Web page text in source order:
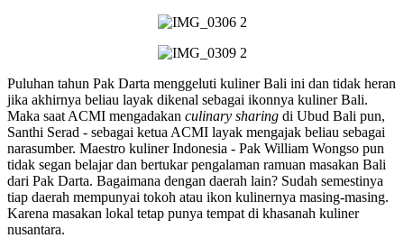
Puluhan tahun Pak Darta menggeluti kuliner Bali ini dan tidak heran
jika akhirnya beliau layak dikenal sebagai ikonnya kuliner Bali.
Maka saat ACMI mengadakan culinary sharing di Ubud Bali pun,
Santhi Serad - sebagai ketua ACMI layak mengajak beliau sebagai
narasumber. Maestro kuliner Indonesia - Pak William Wongso pun
tidak segan belajar dan bertukar pengalaman ramuan masakan Bali
dari Pak Darta. Bagaimana dengan daerah lain? Sudah semestinya
tiap daerah mempunyai tokoh atau ikon kulinernya masing-masing.
Karena masakan lokal tetap punya tempat di khasanah kuliner
nusantara.